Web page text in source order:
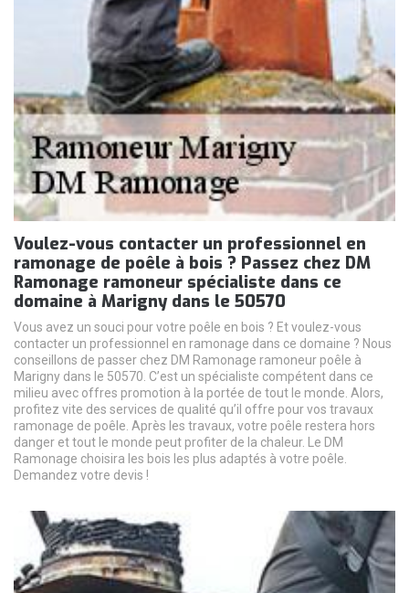
Voulez-vous contacter un professionnel en
ramonage de poêle à bois ? Passez chez DM
Ramonage ramoneur spécialiste dans ce
domaine à Marigny dans le 50570
Vous avez un souci pour votre poêle en bois ? Et voulez-vous
contacter un professionnel en ramonage dans ce domaine ? Nous
conseillons de passer chez DM Ramonage ramoneur poêle à
Marigny dans le 50570. C’est un spécialiste compétent dans ce
milieu avec offres promotion à la portée de tout le monde. Alors,
profitez vite des services de qualité qu’il offre pour vos travaux
ramonage de poêle. Après les travaux, votre poêle restera hors
danger et tout le monde peut profiter de la chaleur. Le DM
Ramonage choisira les bois les plus adaptés à votre poêle.
Demandez votre devis !